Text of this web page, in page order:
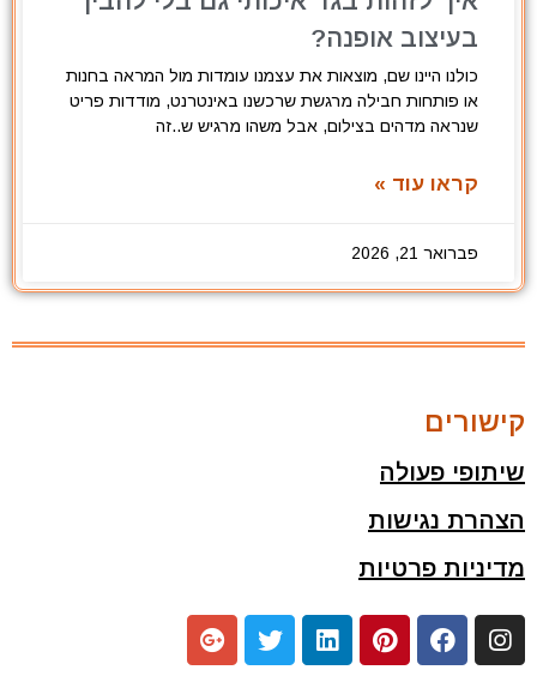
בעיצוב אופנה?
כולנו היינו שם, מוצאות את עצמנו עומדות מול המראה בחנות
או פותחות חבילה מרגשת שרכשנו באינטרנט, מודדות פריט
שנראה מדהים בצילום, אבל משהו מרגיש ש..זה
קראו עוד »
פברואר 21, 2026
קישורים
שיתופי פעולה
הצהרת נגישות
מדיניות פרטיות